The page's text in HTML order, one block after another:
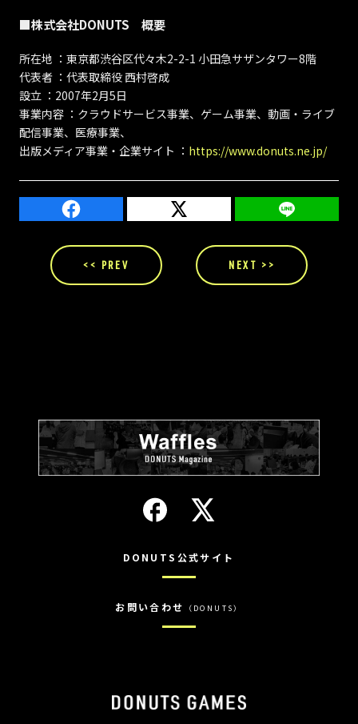
■株式会社DONUTS 概要
所在地 ：東京都渋谷区代々木2-2-1 小田急サザンタワー8階
代表者 ：代表取締役 西村啓成
設立 ：2007年2月5日
事業内容 ：クラウドサービス事業、ゲーム事業、動画・ライブ
配信事業、医療事業、
出版メディア事業・企業サイト ： https://www.donuts.ne.jp/
<< PREV NEXT >>
DONUTS公式サイト
お問い合わせ （DONUTS）